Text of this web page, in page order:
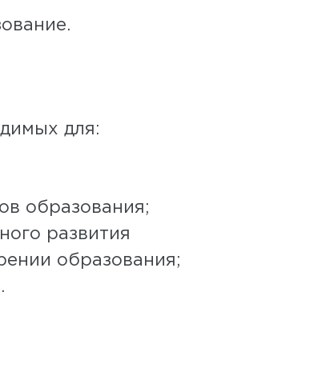
для:
образования;
развития
образования;